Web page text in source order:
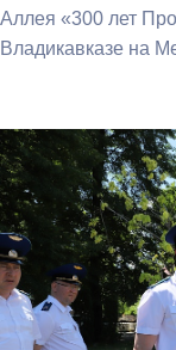
Аллея «300 лет
Владикавказе на